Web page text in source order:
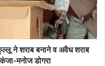
ने शराब बनाने व अवैध शराब
मनोज डोगरा